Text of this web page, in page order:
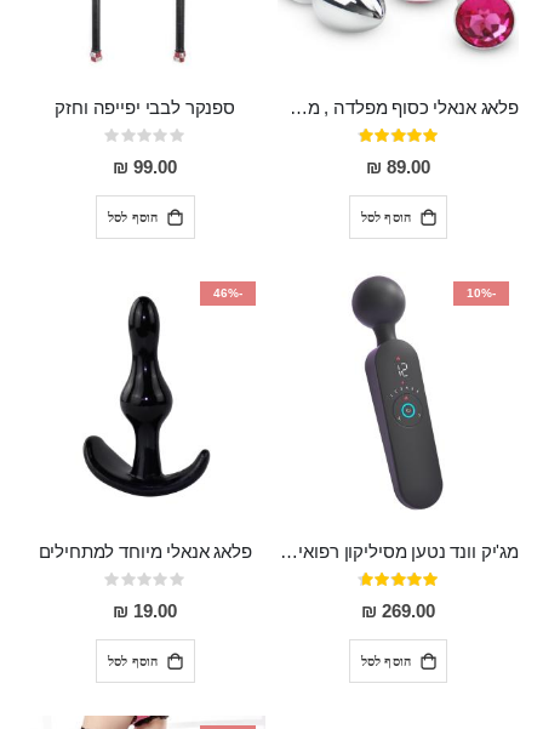
פלאג אנאלי כסוף מפלדה , מתאים ללבישה מתחת לבגדים, בגודל 7.3 על 2.8 ס"מ
דירוג:
97%
89.00 ₪
הוסף לסל
ספנקר לבבי יפייפה וחזק
Rating:
0%
99.00 ₪
הוסף לסל
-10%
מג'יק וונד נטען מסיליקון רפואי חזק בעל 12 מצבי רטט ו6 מהירויות שונות ROMI
דירוג:
93%
269.00 ₪
הוסף לסל
-46%
פלאג אנאלי מיוחד למתחילים
Rating:
0%
19.00 ₪
הוסף לסל